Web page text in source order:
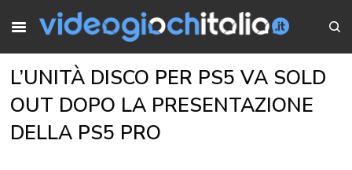
L’UNITÀ DISCO PER PS5 VA SOLD
OUT DOPO LA PRESENTAZIONE
DELLA PS5 PRO